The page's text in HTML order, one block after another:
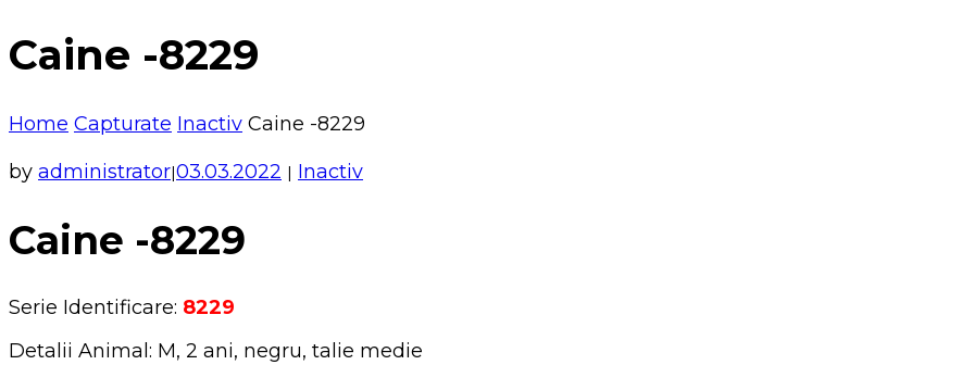
Caine -8229
Home Capturate Inactiv Caine -8229
by administrator|03.03.2022 | Inactiv
Caine -8229
Serie Identificare: 8229
Detalii Animal: M, 2 ani, negru, talie medie